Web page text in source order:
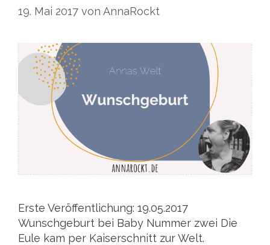
19. Mai 2017 von AnnaRockt
Erste Veröffentlichung: 19.05.2017
Wunschgeburt bei Baby Nummer zwei Die
Eule kam per Kaiserschnitt zur Welt.